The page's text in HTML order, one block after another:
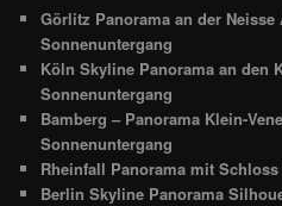
Görlitz Panorama an der Neisse
Sonnenuntergang
Köln Skyline Panorama an den
Sonnenuntergang
Bamberg – Panorama Klein-
Sonnenuntergang
Rheinfall Panorama mit
Berlin Skyline Panorama